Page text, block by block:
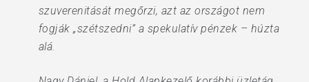
szuverenitását megőrzi, azt az országot nem
fogják „szétszedni” a spekulatív pénzek – húzta
alá.